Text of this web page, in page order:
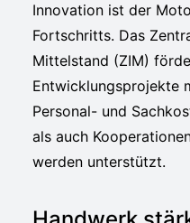
Innovation ist der
Fortschritts. Das
Mittelstand (ZIM)
Entwicklungsprojekte
Personal- und
als auch
werden unterstützt.